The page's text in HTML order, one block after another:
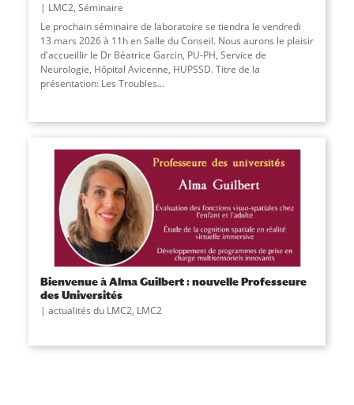
LMC2, Séminaire
Le prochain séminaire de laboratoire se tiendra le vendredi
13 mars 2026 à 11h en Salle du Conseil. Nous aurons le plaisir
d'accueillir le Dr Béatrice Garcin, PU-PH, Service de
Neurologie, Hôpital Avicenne, HUPSSD. Titre de la
présentation: Les Troubles...
Bienvenue à Alma Guilbert : nouvelle Professeure
des Universités
actualités du LMC2, LMC2